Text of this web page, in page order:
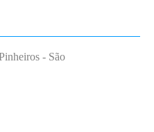
- São